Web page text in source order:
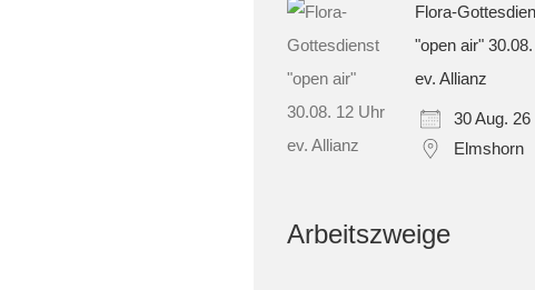
Flora-
"open air"
ev. Allianz
30 Aug. 26
Elmshorn
Arbeitszweige